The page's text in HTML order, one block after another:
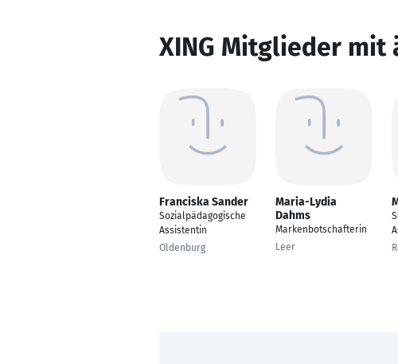
XING Mitglieder mit
Franciska Sander
Sozialpädagogische
Assistentin
Oldenburg
Maria-Lydia
Dahms
Markenbotschafterin
Leer